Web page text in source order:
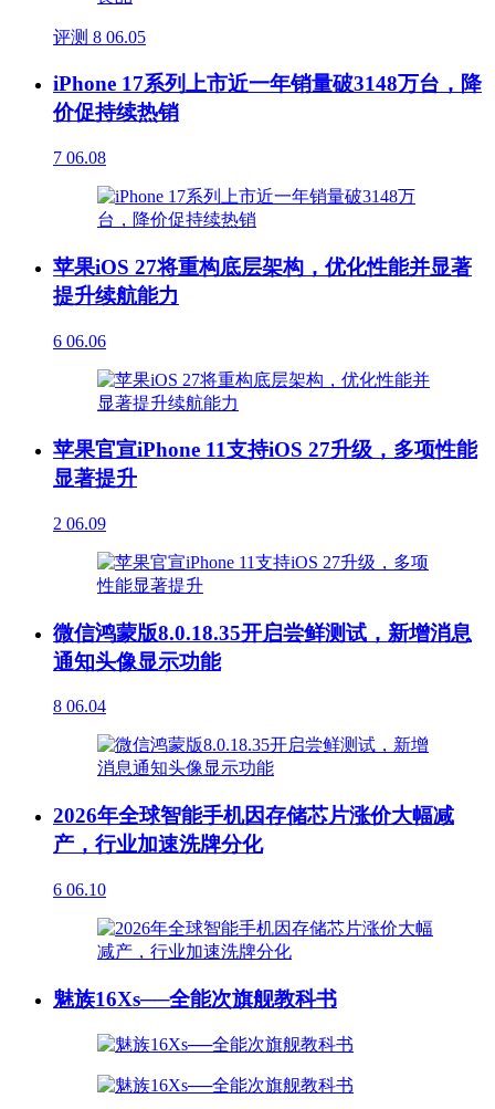
评测 8 06.05
iPhone 17系列上市近一年销量破3148万台，降
价促持续热销
7 06.08
苹果iOS 27将重构底层架构，优化性能并显著
提升续航能力
6 06.06
苹果官宣iPhone 11支持iOS 27升级，多项性能
显著提升
2 06.09
微信鸿蒙版8.0.18.35开启尝鲜测试，新增消息
通知头像显示功能
8 06.04
2026年全球智能手机因存储芯片涨价大幅减
产，行业加速洗牌分化
6 06.10
魅族16Xs──全能次旗舰教科书